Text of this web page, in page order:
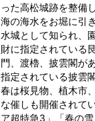
った高松城跡を整備
海の海水をお堀に引
水城として知られ、
財に指定されている
門、渡櫓、披雲閣が
指定されている披雲
春は桜見物、植木市
な催しも開催されて
ア超特急3」「春の